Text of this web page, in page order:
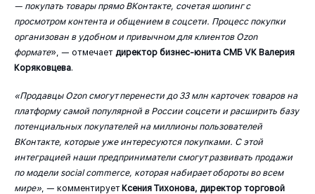
— покупать товары прямо ВКонтакте, сочетая шопинг с
просмотром контента и общением в соцсети. Процесс покупки
организован в удобном и привычном для клиентов Ozon
формате», — отмечает директор бизнес-юнита СМБ VK Валерия
Коряковцева.
«Продавцы Ozon смогут перенести до 33 млн карточек товаров на
платформу самой популярной в России соцсети и расширить базу
потенциальных покупателей на миллионы пользователей
ВКонтакте, которые уже интересуются покупками. С этой
интеграцией наши предприниматели смогут развивать продажи
по модели social commerce, которая набирает обороты во всем
мире» , — комментирует Ксения Тихонова, директор торговой